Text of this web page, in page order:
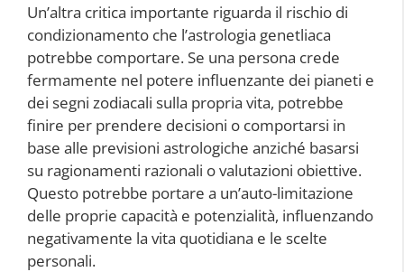
Un’altra critica importante riguarda il rischio di
condizionamento che l’astrologia genetliaca
potrebbe comportare. Se una persona crede
fermamente nel potere influenzante dei pianeti e
dei segni zodiacali sulla propria vita, potrebbe
finire per prendere decisioni o comportarsi in
base alle previsioni astrologiche anziché basarsi
su ragionamenti razionali o valutazioni obiettive.
Questo potrebbe portare a un’auto-limitazione
delle proprie capacità e potenzialità, influenzando
negativamente la vita quotidiana e le scelte
personali.